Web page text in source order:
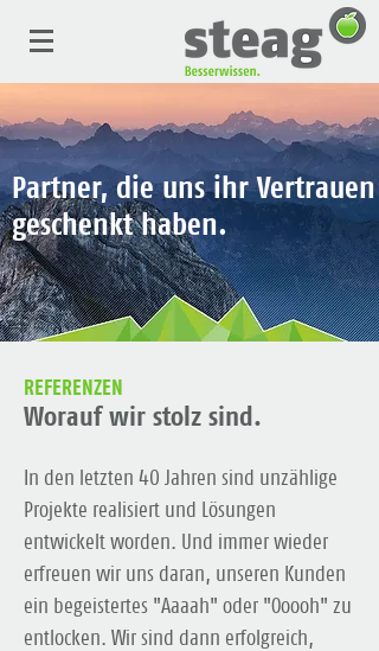
Partner, die uns ihr Vertrauen
geschenkt haben.
REFERENZEN
Worauf wir stolz sind.
In den letzten 40 Jahren sind unzählige
Projekte realisiert und Lösungen
entwickelt worden. Und immer wieder
erfreuen wir uns daran, unseren Kunden
ein begeistertes "Aaaah" oder "Ooooh" zu
entlocken. Wir sind dann erfolgreich,